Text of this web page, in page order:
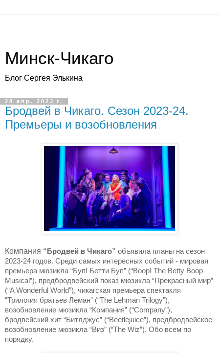
Минск-Чикаго
Блог Сергея Элькина
28 апр. 2023 г.
Бродвей в Чикаго. Сезон 2023-24.
Премьеры и возобновления
Компания “Бродвей в Чикаго” объявила планы на сезон
2023-24 годов. Среди самых интересных событий - мировая
премьера мюзикла “Буп! Бетти Буп” (“Boop! The Betty Boop
Musical”), предбродвейский показ мюзикла “Прекрасный мир”
(“A Wonderful World”), чикагская премьера спектакля
“Трилогия братьев Леман” (“The Lehman Trilogy”),
возобновление мюзикла “Компания” (“Company”),
бродвейский хит “Битлджус” (“Beetlejuice”), предбродвейское
возобновление мюзикла “Виз” (“The Wiz”). Обо всем по
порядку.